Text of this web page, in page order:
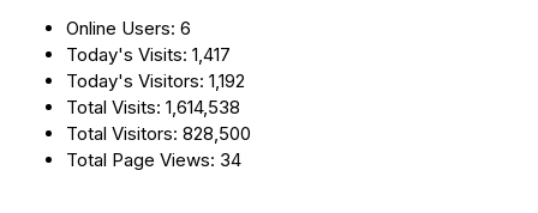
Online Users: 6
Today's Visits: 1,417
Today's Visitors: 1,192
Total Visits: 1,614,538
Total Visitors: 828,500
Total Page Views: 34